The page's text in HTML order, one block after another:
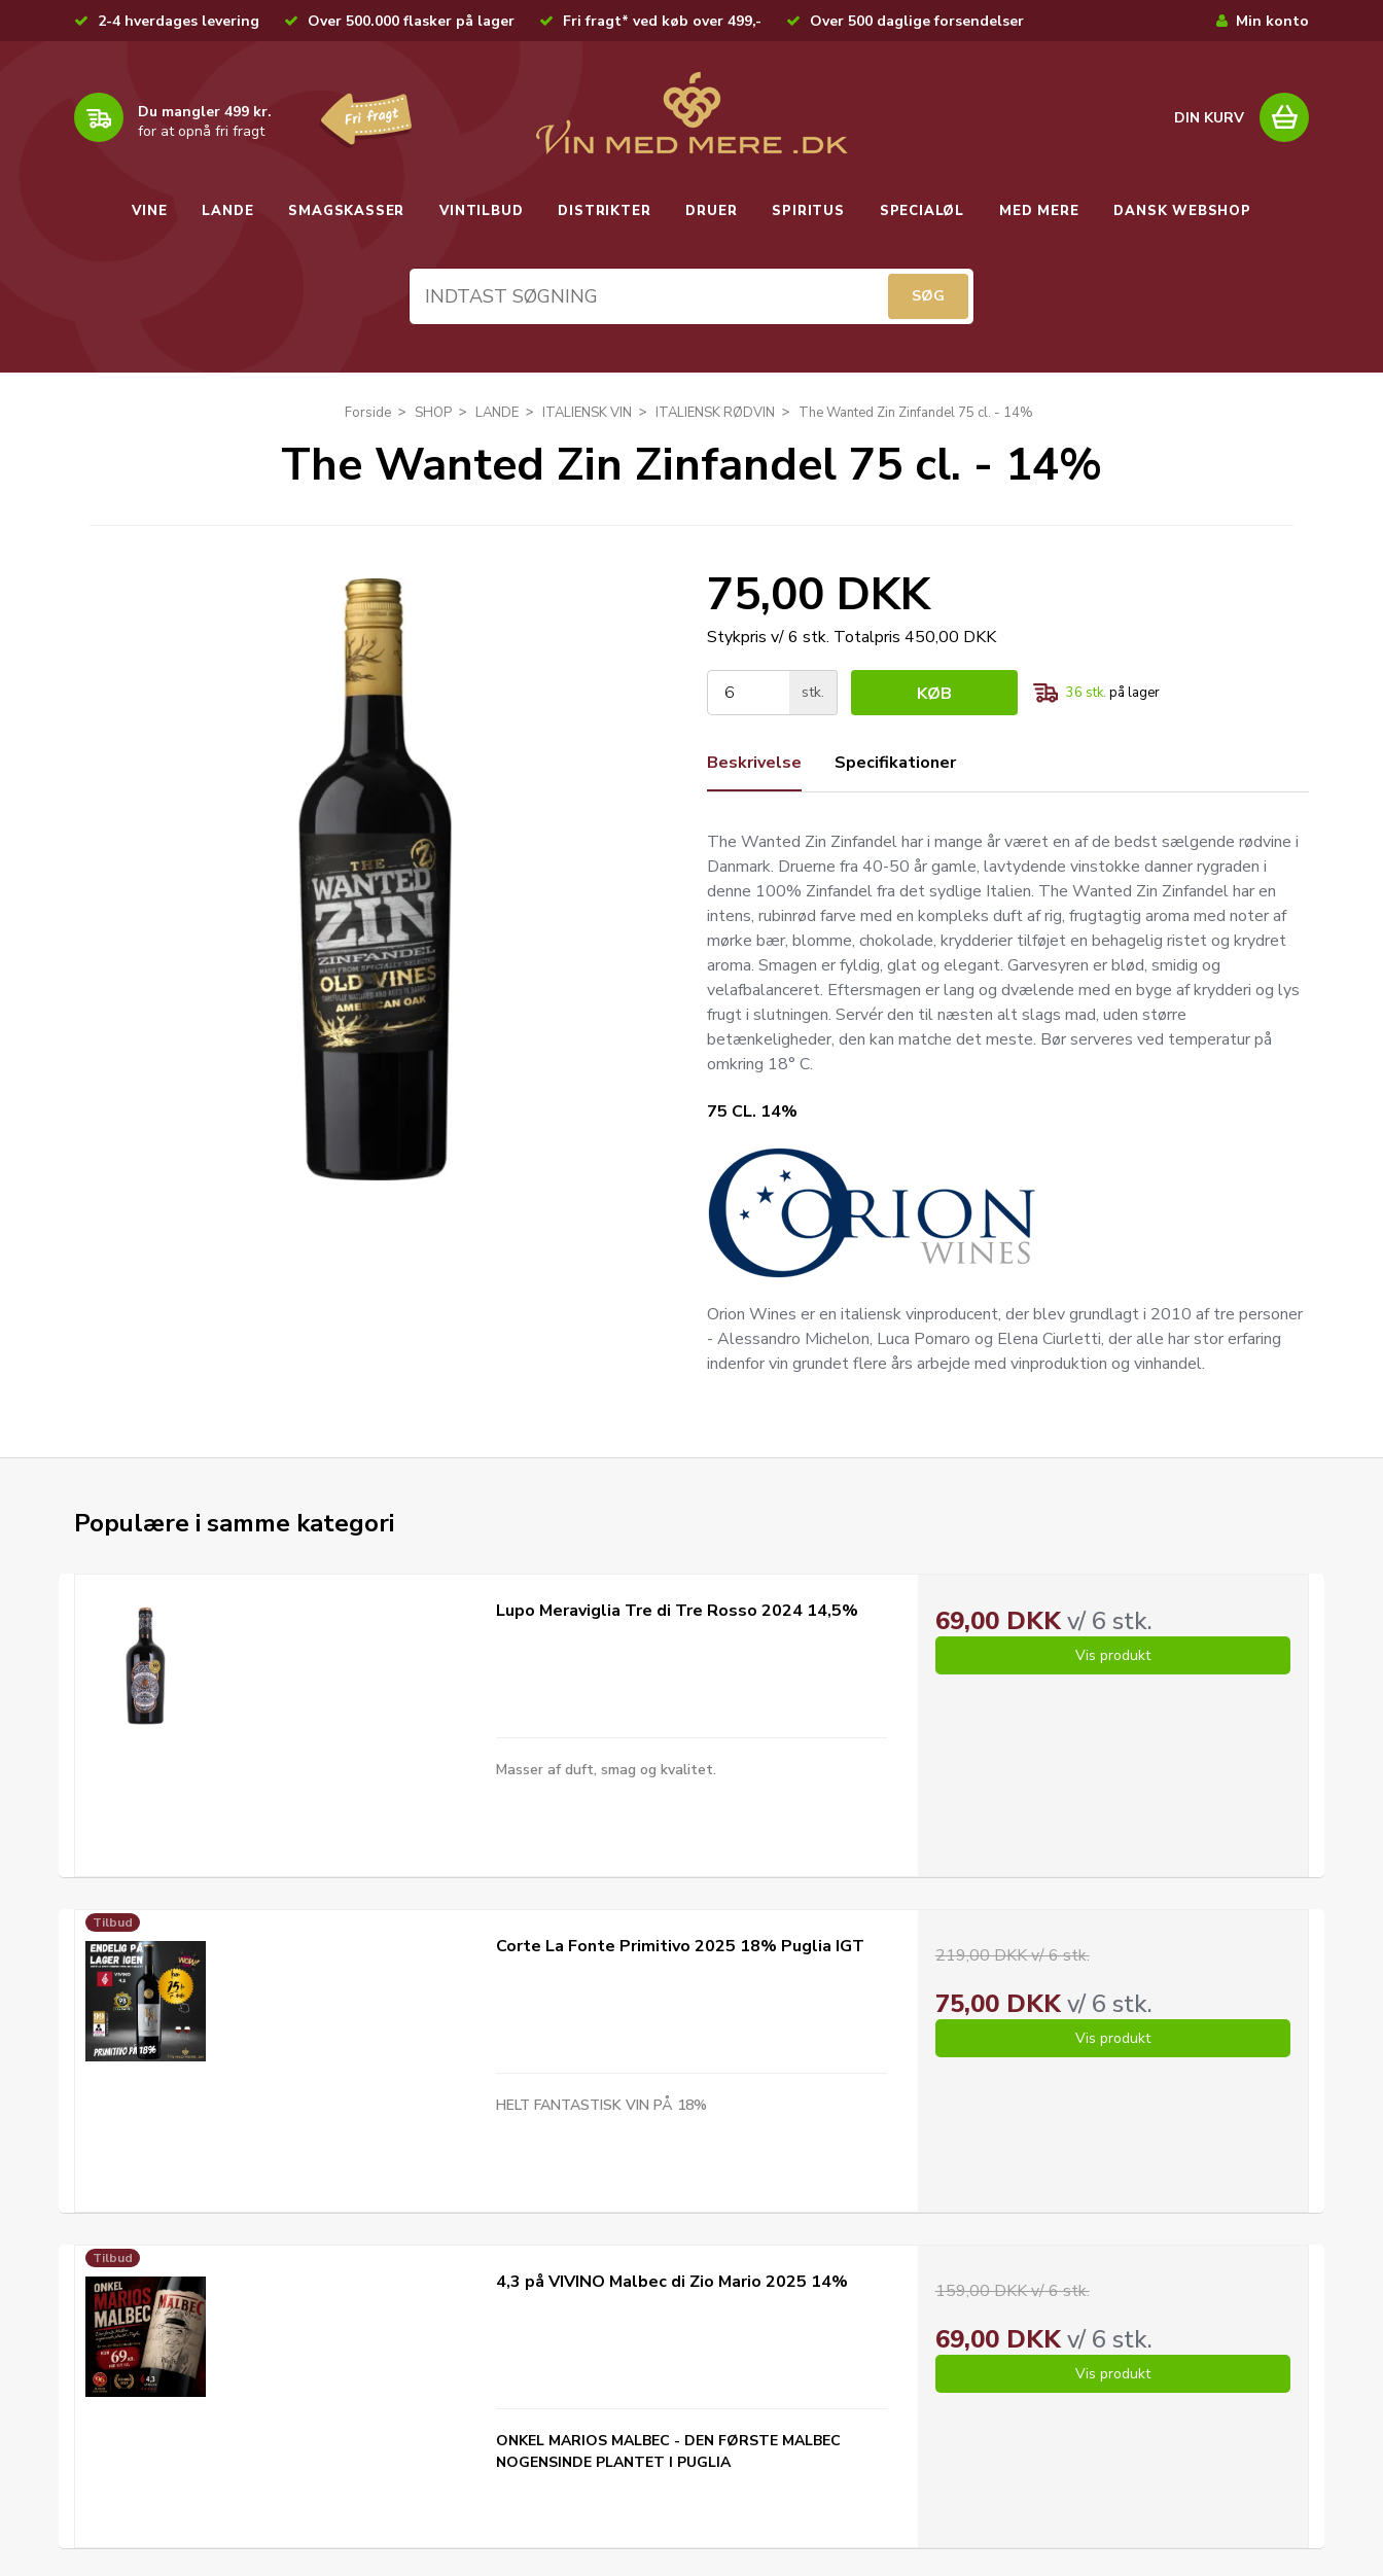
2-4 hverdages levering Over 500.000 flasker på lager Fri fragt* ved køb over 499,- Over 500 daglige forsendelser Min konto
Du mangler 499 kr.
for at opnå fri fragt
DIN KURV
VINE LANDE SMAGSKASSER VINTILBUD DISTRIKTER DRUER SPIRITUS SPECIALØL MED MERE DANSK WEBSHOP
Forside SHOP LANDE ITALIENSK VIN ITALIENSK RØDVIN The Wanted Zin Zinfandel 75 cl. - 14%
The Wanted Zin Zinfandel 75 cl. - 14%
75,00 DKK
Stykpris v/ 6 stk. Totalpris 450,00 DKK
stk. KØB 36 stk. på lager
Beskrivelse Specifikationer
The Wanted Zin Zinfandel har i mange år været en af de bedst sælgende rødvine i
Danmark. Druerne fra 40-50 år gamle, lavtydende vinstokke danner rygraden i
denne 100% Zinfandel fra det sydlige Italien. The Wanted Zin Zinfandel har en
intens, rubinrød farve med en kompleks duft af rig, frugtagtig aroma med noter af
mørke bær, blomme, chokolade, krydderier tilføjet en behagelig ristet og krydret
aroma. Smagen er fyldig, glat og elegant. Garvesyren er blød, smidig og
velafbalanceret. Eftersmagen er lang og dvælende med en byge af krydderi og lys
frugt i slutningen. Servér den til næsten alt slags mad, uden større
betænkeligheder, den kan matche det meste. Bør serveres ved temperatur på
omkring 18° C.
75 CL. 14%
Orion Wines er en italiensk vinproducent, der blev grundlagt i 2010 af tre personer
- Alessandro Michelon, Luca Pomaro og Elena Ciurletti, der alle har stor erfaring
indenfor vin grundet flere års arbejde med vinproduktion og vinhandel.
Populære i samme kategori
Lupo Meraviglia Tre di Tre Rosso 2024 14,5%
Masser af duft, smag og kvalitet.
69,00 DKKv/ 6 stk.
Vis produkt
Tilbud
Corte La Fonte Primitivo 2025 18% Puglia IGT
HELT FANTASTISK VIN PÅ 18%
219,00 DKK v/ 6 stk.
75,00 DKKv/ 6 stk.
Vis produkt
Tilbud
4,3 på VIVINO Malbec di Zio Mario 2025 14%
ONKEL MARIOS MALBEC - DEN FØRSTE MALBEC
NOGENSINDE PLANTET I PUGLIA
159,00 DKK v/ 6 stk.
69,00 DKKv/ 6 stk.
Vis produkt